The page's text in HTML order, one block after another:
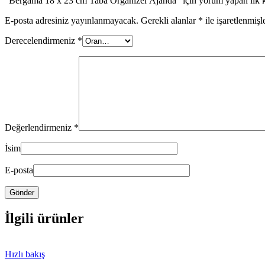
E-posta adresiniz yayınlanmayacak. Gerekli alanlar * ile
Derecelendirmeniz *
Değerlendirmeniz *
İsim
E-posta
İlgili ürünler
Hızlı bakış